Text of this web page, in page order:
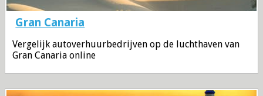
Gran Canaria
Vergelijk autoverhuurbedrijven op de luchthaven van
Gran Canaria online